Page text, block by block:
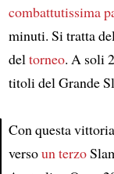
combattutissima
minuti. Si tratta
del torneo. A soli
titoli del Grande
Con questa
versoun terzo